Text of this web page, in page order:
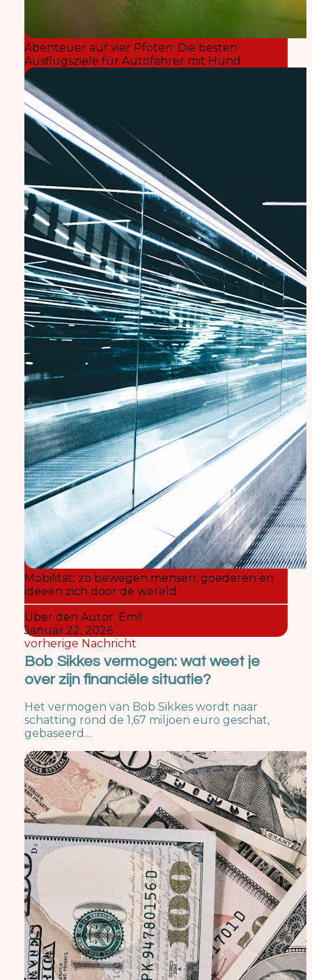
Abenteuer auf vier Pfoten: Die besten
Ausflugsziele für Autofahrer mit Hund
Mobilität: zo bewegen mensen, goederen en
ideeën zich door de wereld
Über den Autor: Emil
Januar 22, 2026
vorherige Nachricht
Bob Sikkes vermogen: wat weet je
over zijn financiële situatie?
Het vermogen van Bob Sikkes wordt naar
schatting rond de 1,67 miljoen euro geschat,
gebaseerd…